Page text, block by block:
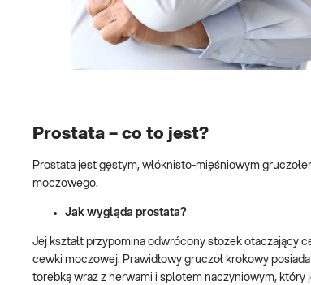
Prostata – co to jest?
Prostata jest gęstym, włóknisto-mięśniowym
moczowego.
Jak wygląda prostata?
Jej kształt przypomina odwrócony stożek otaczający
cewki moczowej. Prawidłowy gruczoł krokowy
torebką wraz z nerwami i splotem naczyniowym,